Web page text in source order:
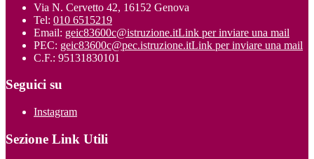
Via N. Cervetto 42, 16152 Genova
Tel: 010 6515219
Email: geic83600c@istruzione.itLink per inviare una mail
PEC: geic83600c@pec.istruzione.itLink per inviare una mail
C.F.: 95131830101
Seguici su
Instagram
Sezione Link Utili